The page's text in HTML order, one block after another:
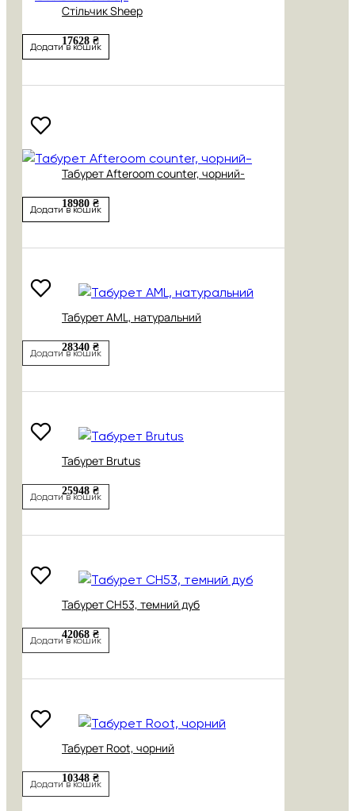
Стільчик Sheep
17628 ₴
Додати в кошик
Табурет Afteroom counter, чорний-
18980 ₴
Додати в кошик
Табурет AML, натуральний
28340 ₴
Додати в кошик
Табурет Brutus
25948 ₴
Додати в кошик
Табурет CH53, темний дуб
42068 ₴
Додати в кошик
Табурет Root, чорний
10348 ₴
Додати в кошик